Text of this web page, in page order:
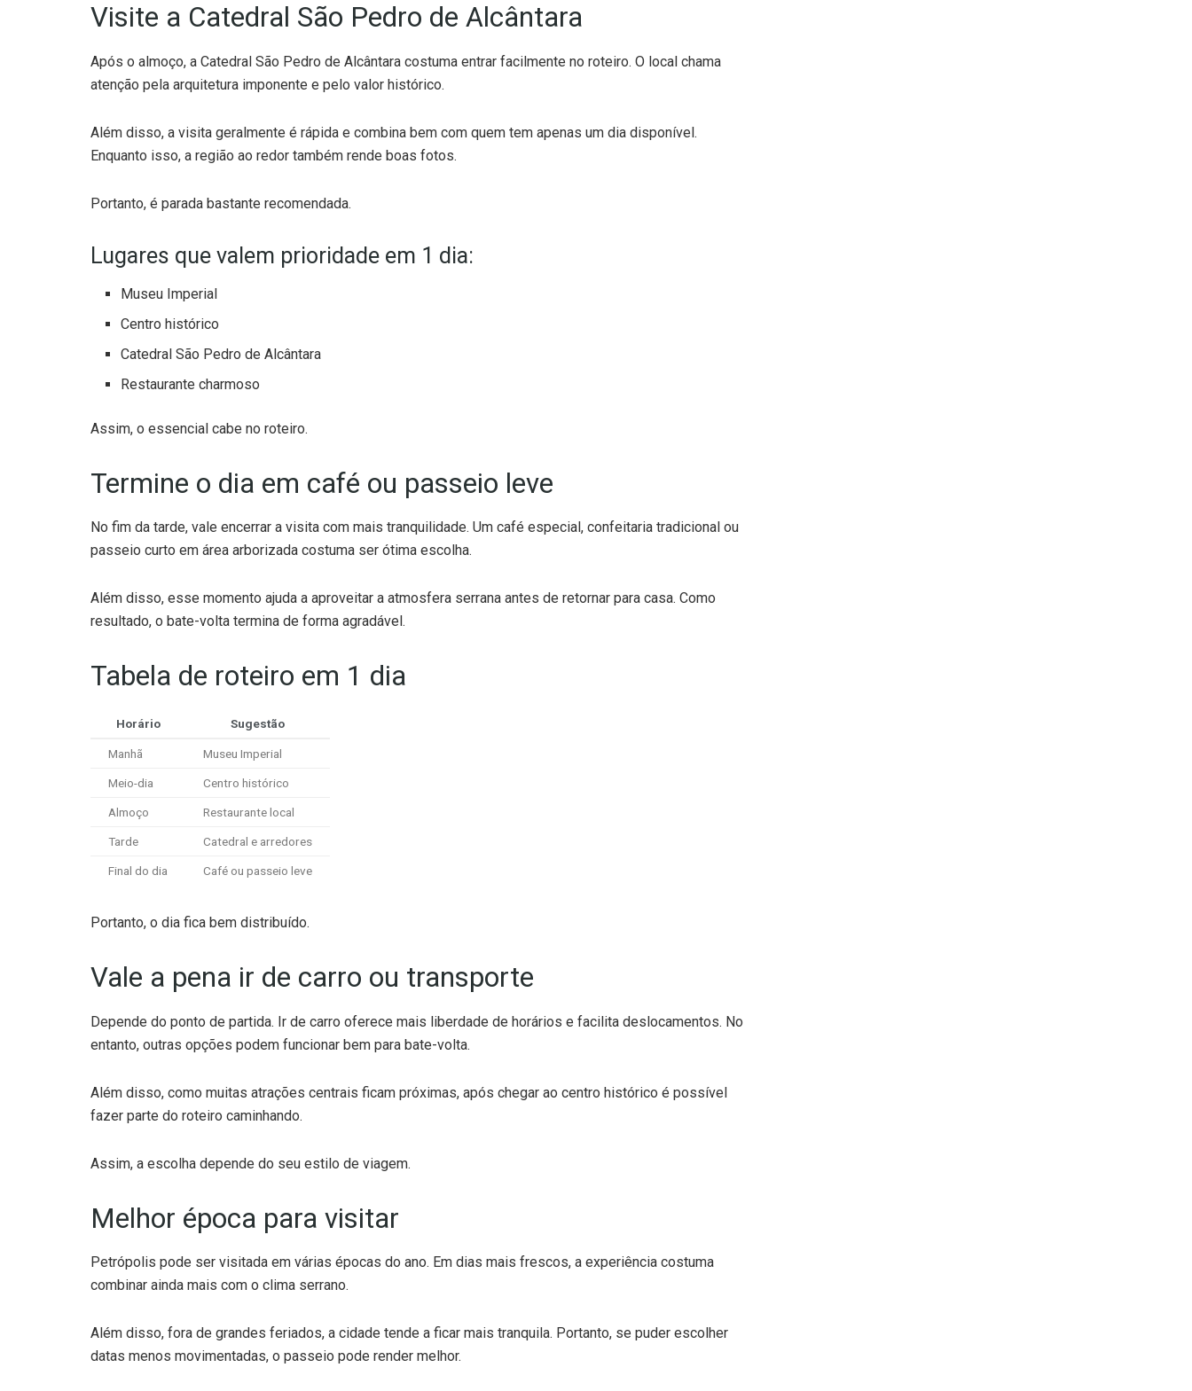
Visite a Catedral São Pedro de Alcântara
Após o almoço, a Catedral São Pedro de Alcântara costuma entrar facilmente no roteiro. O local chama
atenção pela arquitetura imponente e pelo valor histórico.
Além disso, a visita geralmente é rápida e combina bem com quem tem apenas um dia disponível.
Enquanto isso, a região ao redor também rende boas fotos.
Portanto, é parada bastante recomendada.
Lugares que valem prioridade em 1 dia:
Museu Imperial
Centro histórico
Catedral São Pedro de Alcântara
Restaurante charmoso
Assim, o essencial cabe no roteiro.
Termine o dia em café ou passeio leve
No fim da tarde, vale encerrar a visita com mais tranquilidade. Um café especial, confeitaria tradicional ou
passeio curto em área arborizada costuma ser ótima escolha.
Além disso, esse momento ajuda a aproveitar a atmosfera serrana antes de retornar para casa. Como
resultado, o bate-volta termina de forma agradável.
Tabela de roteiro em 1 dia
Horário Sugestão
Manhã Museu Imperial
Meio-dia Centro histórico
Almoço Restaurante local
Tarde Catedral e arredores
Final do dia Café ou passeio leve
Portanto, o dia fica bem distribuído.
Vale a pena ir de carro ou transporte
Depende do ponto de partida. Ir de carro oferece mais liberdade de horários e facilita deslocamentos. No
entanto, outras opções podem funcionar bem para bate-volta.
Além disso, como muitas atrações centrais ficam próximas, após chegar ao centro histórico é possível
fazer parte do roteiro caminhando.
Assim, a escolha depende do seu estilo de viagem.
Melhor época para visitar
Petrópolis pode ser visitada em várias épocas do ano. Em dias mais frescos, a experiência costuma
combinar ainda mais com o clima serrano.
Além disso, fora de grandes feriados, a cidade tende a ficar mais tranquila. Portanto, se puder escolher
datas menos movimentadas, o passeio pode render melhor.